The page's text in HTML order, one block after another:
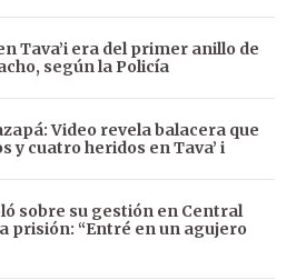
Tava’i era del primer anillo de
según la Policía
Video revela balacera que
y cuatro heridos en Tava’ i
sobre su gestión en Central
prisión: “Entré en un agujero